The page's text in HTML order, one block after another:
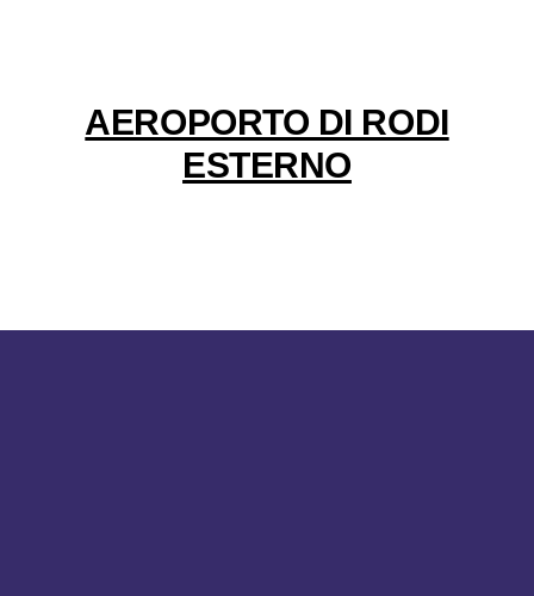
AEROPORTO DI RODI
ESTERNO